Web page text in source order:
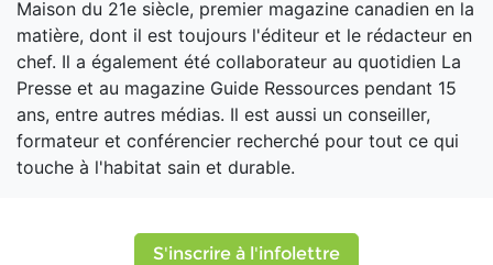
Maison du 21e siècle, premier magazine canadien en la
matière, dont il est toujours l'éditeur et le rédacteur en
chef. Il a également été collaborateur au quotidien La
Presse et au magazine Guide Ressources pendant 15
ans, entre autres médias. Il est aussi un conseiller,
formateur et conférencier recherché pour tout ce qui
touche à l'habitat sain et durable.
S'inscrire à l'infolettre